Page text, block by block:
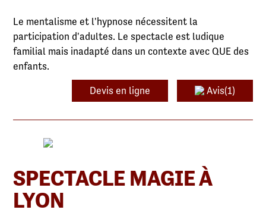
Le mentalisme et l'hypnose nécessitent la
participation d'adultes. Le spectacle est ludique
familial mais inadapté dans un contexte avec QUE des
enfants.
Devis en ligne Avis(1)
SPECTACLE MAGIE À
LYON